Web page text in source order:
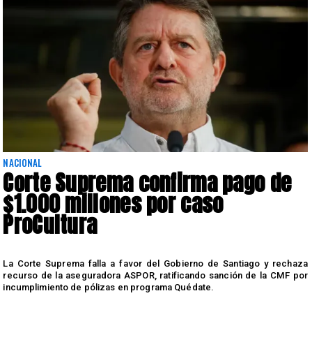
NACIONAL
Corte Suprema confirma pago de
$1.000 millones por caso
ProCultura
La Corte Suprema falla a favor del Gobierno de Santiago y rechaza
recurso de la aseguradora ASPOR, ratificando sanción de la CMF por
incumplimiento de pólizas en programa Quédate.